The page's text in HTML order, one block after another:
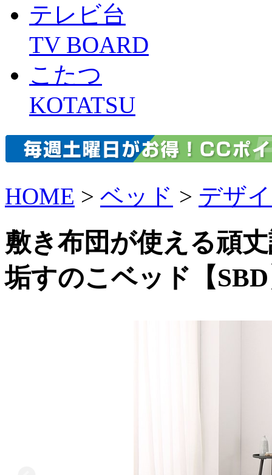
テレビ台
TV BOARD
こたつ
KOTATSU
HOME > ベッド > デザ
敷き布団が使える頑
垢すのこベッド【